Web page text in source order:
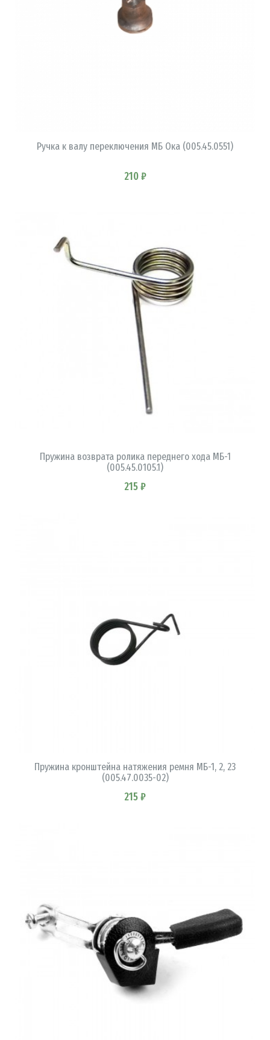
Ручка к валу переключения МБ Ока (005.45.0551)
210 ₽
Пружина возврата ролика переднего хода МБ-1
(005.45.0105.1)
215 ₽
Пружина кронштейна натяжения ремня МБ-1, 2, 23
(005.47.0035-02)
215 ₽